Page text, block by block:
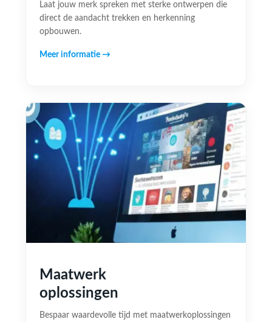
Laat jouw merk spreken met sterke ontwerpen die
direct de aandacht trekken en herkenning
opbouwen.
Meer informatie →
Maatwerk
oplossingen
Bespaar waardevolle tijd met maatwerkoplossingen